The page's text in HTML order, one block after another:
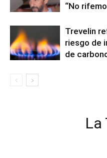
“No
Trevelin
riesgo de
de
La